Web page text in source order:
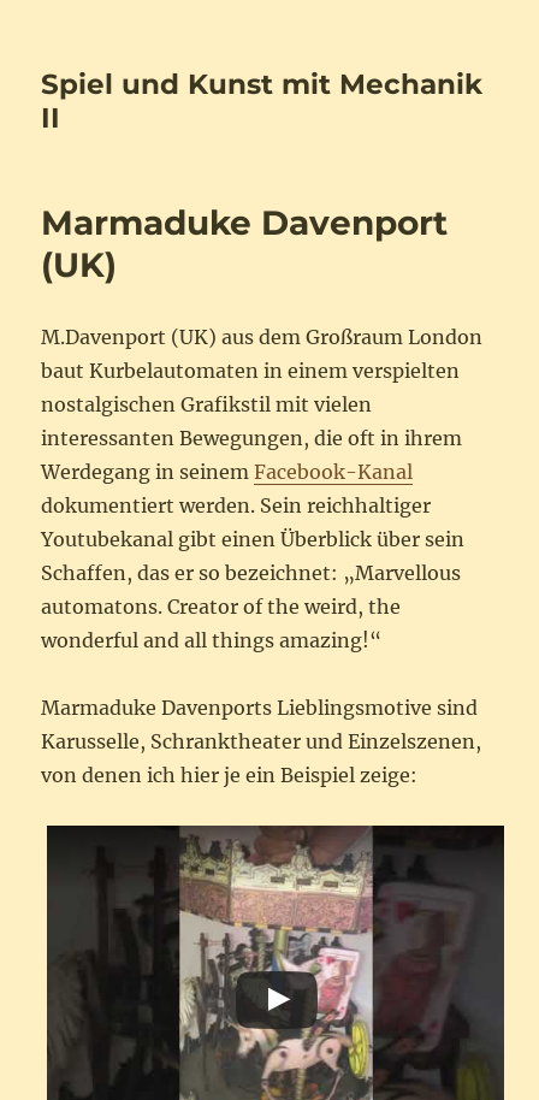
Spiel und Kunst mit Mechanik
II
Marmaduke Davenport
(UK)
M.Davenport (UK) aus dem Großraum London
baut Kurbelautomaten in einem verspielten
nostalgischen Grafikstil mit vielen
interessanten Bewegungen, die oft in ihrem
Werdegang in seinemFacebook-Kanal
dokumentiert werden. Sein reichhaltiger
Youtubekanal gibt einen Überblick über sein
Schaffen, das er so bezeichnet: „Marvellous
automatons.Creator of the weird, the
wonderful and all things amazing!“
Marmaduke Davenports Lieblingsmotive sind
Karusselle, Schranktheater und Einzelszenen,
von denen ich hier je ein Beispiel zeige: